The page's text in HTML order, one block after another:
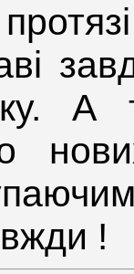
А
!